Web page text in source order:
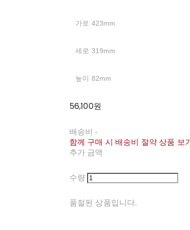
가로 423mm
세로 319mm
높이 82mm
56,100원
배송비-
함께 구매 시 배송비 절약 상품 보기
추가 금액
수량
품절된 상품입니다.